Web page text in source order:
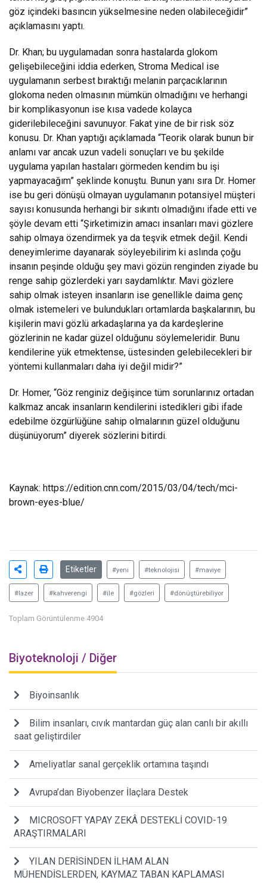
göz içindeki basıncın yükselmesine neden olabileceğidir”
açıklamasını yaptı.
Dr. Khan; bu uygulamadan sonra hastalarda glokom
gelişebileceğini iddia ederken, Stroma Medical ise
uygulamanın serbest bıraktığı melanin parçacıklarının
glokoma neden olmasının mümkün olmadığını ve herhangi
bir komplikasyonun ise kısa vadede kolayca
giderilebileceğini savunuyor. Fakat yine de bir risk söz
konusu. Dr. Khan yaptığı açıklamada “Teorik olarak bunun bir
anlamı var ancak uzun vadeli sonuçları ve bu şekilde
uygulama yapılan hastaları görmeden kendim bu işi
yapmayacağım” şeklinde konuştu. Bunun yanı sıra Dr. Homer
ise bu geri dönüşü olmayan uygulamanın potansiyel müşteri
sayısı konusunda herhangi bir sıkıntı olmadığını ifade etti ve
şöyle devam etti “Şirketimizin amacı insanları mavi gözlere
sahip olmaya özendirmek ya da teşvik etmek değil. Kendi
deneyimlerime dayanarak söyleyebilirim ki aslında çoğu
insanın peşinde olduğu şey mavi gözün renginden ziyade bu
renge sahip gözlerdeki yarı saydamlıktır. Mavi gözlere
sahip olmak isteyen insanların ise genellikle daima genç
olmak istemeleri ve bulundukları ortamlarda başkalarının, bu
kişilerin mavi gözlü arkadaşlarına ya da kardeşlerine
gözlerinin ne kadar güzel olduğunu söylemeleridir. Bunu
kendilerine yük etmektense, üstesinden gelebilecekleri bir
yöntemi kullanmaları daha iyi değil midir?”
Dr. Homer, “Göz renginiz değişince tüm sorunlarınız ortadan
kalkmaz ancak insanların kendilerini istedikleri gibi ifade
edebilme özgürlüğüne sahip olmalarının güzel olduğunu
düşünüyorum” diyerek sözlerini bitirdi.
Kaynak: https://edition.cnn.com/2015/03/04/tech/mci-
brown-eyes-blue/
Etiketler #yeni #teknolojisi #maviye
#lazer #kahverengi #ile #gözleri #dönüştürebiliyor
Toplam Görüntülenme 4904
Biyoteknoloji / Diğer
Biyoinsanlık
Bilim insanları, cıvık mantardan güç alan canlı bir akıllı
saat geliştirdiler
Ameliyatlar sanal gerçeklik ortamına taşındı
Avrupa’dan Biyobenzer İlaçlara Destek
MICROSOFT YAPAY ZEKÂ DESTEKLİ COVID-19
ARAŞTIRMALARI
YILAN DERİSİNDEN İLHAM ALAN
MÜHENDİSLERDEN, KAYMAZ TABAN KAPLAMASI